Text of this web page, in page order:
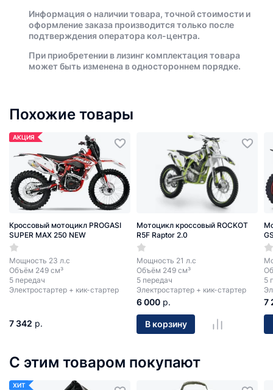
Информация о наличии товара, точной стоимости и
оформление заказа производится только после
подтверждения оператора кол-центра.
При приобретении в лизинг комплектация товара
может быть изменена в одностороннем порядке.
Похожие товары
АКЦИЯ
Кроссовый мотоцикл PROGASI
SUPER MAX 250 NEW
Мощность 23 л.с
Объём 249 см³
5 передач
Электростартер + кик-стартер
7 342 р.
Мотоцикл кроссовый ROCKOT
R5F Raptor 2.0
Мощность 21 л.с
Объём 249 см³
5 передач
Электростартер + кик-стартер
6 000 р.
В корзину
5
7
С этим товаром покупают
ХИТ